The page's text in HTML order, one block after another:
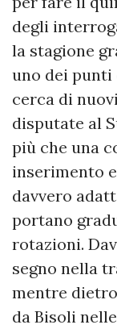
degli
la stagione
uno dei punti
cerca di
disputate al
più che una
inserimento
davvero
portano
rotazioni.
segno nella
mentre
da Bisoli